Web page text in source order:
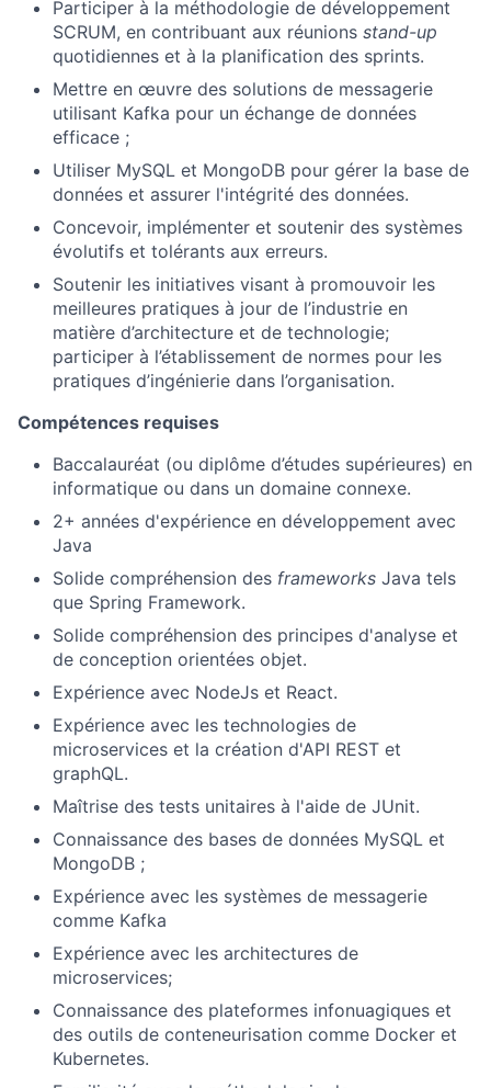
Participer à la méthodologie de développement
SCRUM, en contribuant aux réunions stand-up
quotidiennes et à la planification des sprints.
Mettre en œuvre des solutions de messagerie
utilisant Kafka pour un échange de données
efficace ;
Utiliser MySQL et MongoDB pour gérer la base de
données et assurer l'intégrité des données.
Concevoir, implémenter et soutenir des systèmes
évolutifs et tolérants aux erreurs.
Soutenir les initiatives visant à promouvoir les
meilleures pratiques à jour de l’industrie en
matière d’architecture et de technologie;
participer à l’établissement de normes pour les
pratiques d’ingénierie dans l’organisation.
Compétences requises
Baccalauréat (ou diplôme d’études supérieures) en
informatique ou dans un domaine connexe.
2+ années d'expérience en développement avec
Java
Solide compréhension des frameworks Java tels
que Spring Framework.
Solide compréhension des principes d'analyse et
de conception orientées objet.
Expérience avec NodeJs et React.
Expérience avec les technologies de
microservices et la création d'API REST et
graphQL.
Maîtrise des tests unitaires à l'aide de JUnit.
Connaissance des bases de données MySQL et
MongoDB ;
Expérience avec les systèmes de messagerie
comme Kafka
Expérience avec les architectures de
microservices;
Connaissance des plateformes infonuagiques et
des outils de conteneurisation comme Docker et
Kubernetes.